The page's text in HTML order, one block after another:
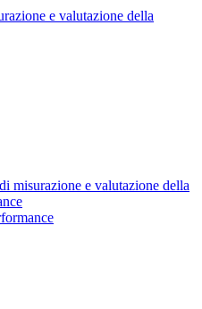
e valutazione della
misurazione e valutazione della